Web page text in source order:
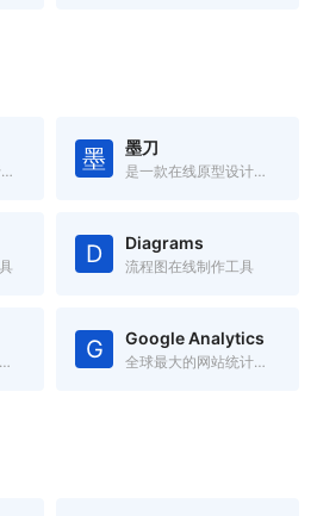
GrowingIO 所有关于「增长」的电子书 墨 墨刀
是一款在线原型设计与远程协作平台
D Diagrams
流程图在线制作工具
专业的移动应用数据分析平台 G Google Analytics
全球最大的网站统计和分析工具